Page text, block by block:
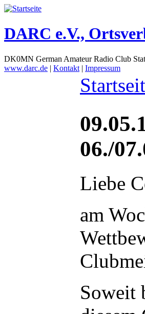
DARC e.V.,
DK0MN German Amateur Radio Club
www.darc.de | Kontakt | Impressum
06./
Liebe
am
Soweit